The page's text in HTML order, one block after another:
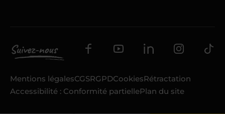
Mentions légalesCGSRGPDCookiesRétractation
Accessibilité : Conformité partiellePlan du site